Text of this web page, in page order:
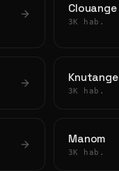
Clouange
3K hab.
Knutange
3K hab.
Manom
3K hab.